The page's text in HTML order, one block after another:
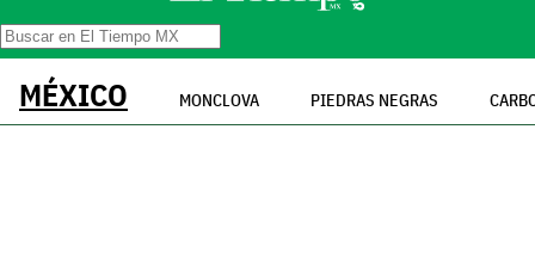
MÉXICO MONCLOVA PIEDRAS NEGRAS